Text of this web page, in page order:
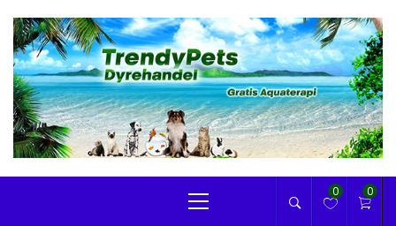
content
TRENDYPETS
Menu
0 0